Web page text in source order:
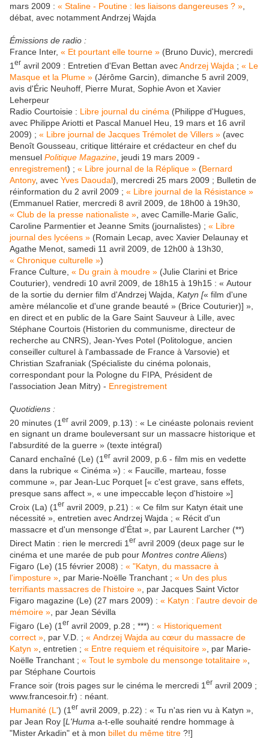
mars 2009 : « Staline - Poutine : les liaisons dangereuses ? »
débat, avec notamment Andrzej Wajda
Émissions de radio :
France Inter, « Et pourtant elle tourne » (Bruno Duvic), mercredi
1 er avril 2009 : Entretien d'Evan Bettan avecAndrzej Wajda ; « Le
Masque et la Plume » (Jérôme Garcin), dimanche 5 avril 2009,
avis d'Éric Neuhoff, Pierre Murat, Sophie Avon et Xavier
Leherpeur
Radio Courtoisie : Libre journal du cinéma (Philippe d'Hugues,
avec Philippe Ariotti et Pascal Manuel Heu, 19 mars et 16 avril
2009) ; « Libre journal de Jacques Trémolet de Villers » (avec
Benoît Gousseau, critique littéraire et crédacteur en chef du
mensuel Politique Magazine , jeudi 19 mars 2009 -
enregistrement) ; « Libre journal de la Réplique » (Bernard
Antony, avec Yves Daoudal), mercredi 25 mars 2009 ; Bulletin de
réinformation du 2 avril 2009 ; « Libre journal de la Résistance »
(Emmanuel Ratier, mercredi 8 avril 2009, de 18h00 à 19h30,
« Club de la presse nationaliste » , avec Camille-Marie Galic,
Caroline Parmentier et Jeanne Smits (journalistes) ; « Libre
journal des lycéens » (Romain Lecap, avec Xavier Delaunay et
Agathe Menot, samedi 11 avril 2009, de 12h00 à 13h30,
« Chronique culturelle »)
France Culture, « Du grain à moudre » (Julie Clarini et Brice
Couturier), vendredi 10 avril 2009, de 18h15 à 19h15 : « Autour
de la sortie du dernier film d'Andrzej Wajda, Katyn [« film d'une
amère mélancolie et d'une grande beauté » (Brice Couturier)] »,
en direct et en public de la Gare Saint Sauveur à Lille, avec
Stéphane Courtois (Historien du communisme, directeur de
recherche au CNRS), Jean-Yves Potel (Politologue, ancien
conseiller culturel à l'ambassade de France à Varsovie) et
Christian Szafraniak (Spécialiste du cinéma polonais,
correspondant pour la Pologne du FIPA, Président de
l'association Jean Mitry) - Enregistrement
Quotidiens :
20 minutes (1 er avril 2009, p.13) : « Le cinéaste polonais revient
en signant un drame bouleversant sur un massacre historique et
l'absurdité de la guerre » (texte intégral)
Canard enchaîné (Le) (1 er avril 2009, p.6 - film mis en vedette
dans la rubrique « Cinéma ») : « Faucille, marteau, fosse
commune », par Jean-Luc Porquet [« c'est grave, sans effets,
presque sans affect », « une impeccable leçon d'histoire »]
Croix (La) (1 er avril 2009, p.21) : « Ce film sur Katyn était une
nécessité », entretien avec Andrzej Wajda ; « Récit d'un
massacre et d'un mensonge d'État », par Laurent Larcher (**)
Direct Matin : rien le mercredi 1 er avril 2009 (deux page sur le
cinéma et une marée de pub pour Montres contre Aliens)
Figaro (Le) (15 février 2008) : « "Katyn, du massacre à
l'imposture » , par Marie-Noëlle Tranchant ; « Un des plus
terrifiants massacres de l'histoire » , par Jacques Saint Victor
Figaro magazine (Le) (27 mars 2009) : « Katyn : l'autre devoir de
mémoire » , par Jean Sévilla
Figaro (Le) (1 er avril 2009, p.28 ; ***) : « Historiquement
correct » , par V.D. ; « Andrzej Wajda au cœur du massacre de
Katyn » , entretien ; « Entre requiem et réquisitoire » , par Marie-
Noëlle Tranchant ; « Tout le symbole du mensonge totalitaire »
par Stéphane Courtois
France soir (trois pages sur le cinéma le mercredi 1 er avril 2009 ;
www.francesoir.fr) : néant.
Humanité (L') (1 er avril 2009, p.22) : « Tu n'as rien vu à Katyn »,
par Jean Roy [L'Huma a-t-elle souhaité rendre hommage à
"Mister Arkadin" et à mon billet du même titre ?!]